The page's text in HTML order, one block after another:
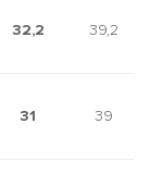
32,2 39,2
31 39